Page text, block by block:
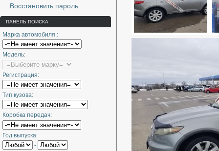
Восстановить пароль
ПАНЕЛЬ ПОИСКА
Марка автомобиля :
Модель:
Регистрация:
Тип кузова:
Коробка передач:
Год выпуска:
-